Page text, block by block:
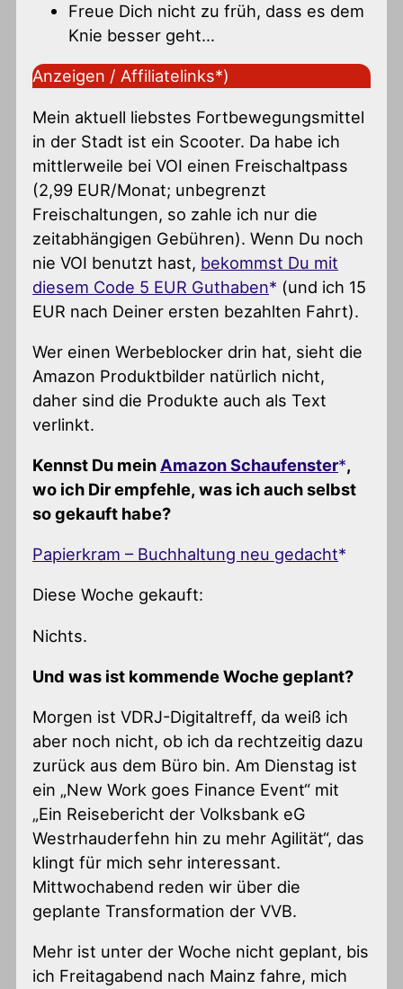
Freue Dich nicht zu früh, dass es dem
Knie besser geht…
Anzeigen / Affiliatelinks*)
Mein aktuell liebstes Fortbewegungsmittel
in der Stadt ist ein Scooter. Da habe ich
mittlerweile bei VOI einen Freischaltpass
(2,99 EUR/Monat; unbegrenzt
Freischaltungen, so zahle ich nur die
zeitabhängigen Gebühren). Wenn Du noch
nie VOI benutzt hast, bekommst Du mit
diesem Code 5 EUR Guthaben
(und ich 15
EUR nach Deiner ersten bezahlten Fahrt).
Wer einen Werbeblocker drin hat, sieht die
Amazon Produktbilder natürlich nicht,
daher sind die Produkte auch als Text
verlinkt.
Kennst Du mein Amazon Schaufenster ,
wo ich Dir empfehle, was ich auch selbst
so gekauft habe?
Papierkram – Buchhaltung neu gedacht
Diese Woche gekauft:
Nichts.
Und was ist kommende Woche geplant?
Morgen ist VDRJ-Digitaltreff, da weiß ich
aber noch nicht, ob ich da rechtzeitig dazu
zurück aus dem Büro bin. Am Dienstag ist
ein „New Work goes Finance Event“ mit
„Ein Reisebericht der Volksbank eG
Westrhauderfehn hin zu mehr Agilität“, das
klingt für mich sehr interessant.
Mittwochabend reden wir über die
geplante Transformation der VVB.
Mehr ist unter der Woche nicht geplant, bis
ich Freitagabend nach Mainz fahre, mich